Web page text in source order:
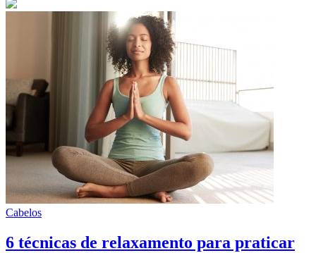
Cabelos
6 técnicas de relaxamento para praticar